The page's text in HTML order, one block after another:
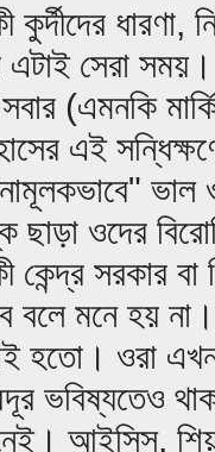
কুর্দীদের
সেরা
(এমনকি
এই
ছাড়া ওদের
কেন্দ্র সরকার
বলে মনে হয়
হতো। ওরা এখন
ভবিষ্যতেও
আইসিস,